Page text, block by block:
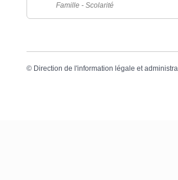
Famille - Scolarité
© Direction de l'information légale et